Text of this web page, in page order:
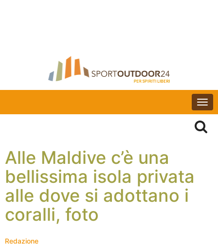
Alle Maldive c’è una
bellissima isola privata
alle dove si adottano i
coralli, foto
Redazione